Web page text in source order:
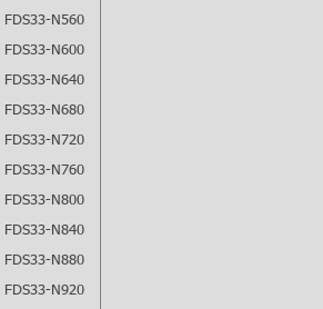
FDS33-N560
FDS33-N600
FDS33-N640
FDS33-N680
FDS33-N720
FDS33-N760
FDS33-N800
FDS33-N840
FDS33-N880
FDS33-N920